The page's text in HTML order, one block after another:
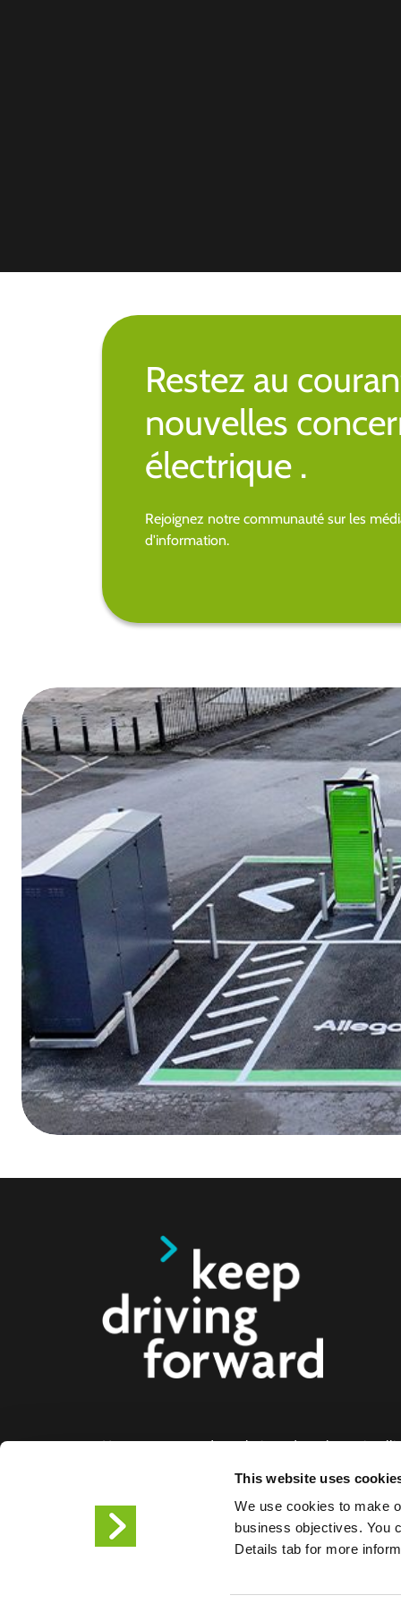
This website uses
We use cookies to make
business objectives. You
Details tab for more
Restez au
nouvelles
électrique .
Rejoignez notre communauté sur les
d'information.
Nous proposons des solutions de recharge
aux entreprises et aux villes. Nos solutions de
bout permettent aux entreprises et aux villes de
facilement l'infrastructure dont les conducteurs
ont besoin, tandis que l'évolutivité de nos